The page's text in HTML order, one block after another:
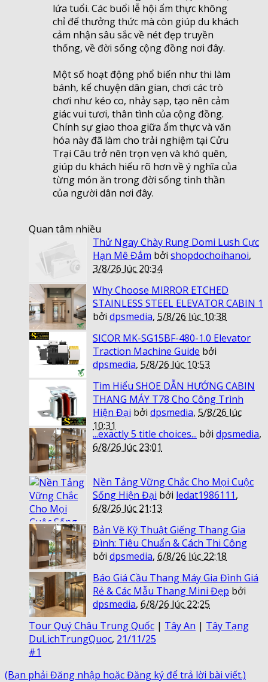
lứa tuổi. Các buổi lễ hội ẩm thực không
chỉ để thưởng thức mà còn giúp du khách
cảm nhận sâu sắc về nét đẹp truyền
thống, về đời sống cộng đồng nơi đây.
Một số hoạt động phổ biến như thi làm
bánh, kể chuyện dân gian, chơi các trò
chơi như kéo co, nhảy sạp, tạo nên cảm
giác vui tươi, thân tình của cộng đồng.
Chính sự giao thoa giữa ẩm thực và văn
hóa này đã làm cho trải nghiệm tại Cửu
Trại Câu trở nên trọn vẹn và khó quên,
giúp du khách hiểu rõ hơn về ý nghĩa của
từng món ăn trong đời sống tinh thần
của người dân nơi đây.
Quan tâm nhiều
Thử Ngay Chày Rung Domi Lush Cực
Hạn Mê Đắm bởi shopdochoihanoi,
3/8/26 lúc 20:34
Why Choose MIRROR ETCHED
STAINLESS STEEL ELEVATOR CABIN 1
bởi dpsmedia, 5/8/26 lúc 10:38
SICOR MK-SG15BF-480-1.0 Elevator
Traction Machine Guide bởi
dpsmedia, 5/8/26 lúc 10:53
Tìm Hiểu SHOE DẪN HƯỚNG CABIN
THANG MÁY T78 Cho Công Trình
Hiện Đại bởi dpsmedia, 5/8/26 lúc
10:31
...exactly 5 title choices... bởi dpsmedia,
6/8/26 lúc 23:01
Nền Tảng Vững Chắc Cho Mọi Cuộc
Sống Hiện Đại bởi ledat1986111,
6/8/26 lúc 21:13
Bản Vẽ Kỹ Thuật Giếng Thang Gia
Đình: Tiêu Chuẩn & Cách Thi Công
bởi dpsmedia, 6/8/26 lúc 22:18
Báo Giá Cầu Thang Máy Gia Đình Giá
Rẻ & Các Mẫu Thang Mini Đẹp bởi
dpsmedia, 6/8/26 lúc 22:25
Tour Quý Châu Trung Quốc | Tây An | Tây Tạng
DuLichTrungQuoc, 21/11/25
#1
(Bạn phải Đăng nhập hoặc Đăng ký để trả lời bài viết.)